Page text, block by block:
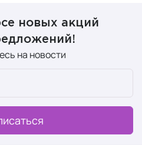
новых акций
на новости